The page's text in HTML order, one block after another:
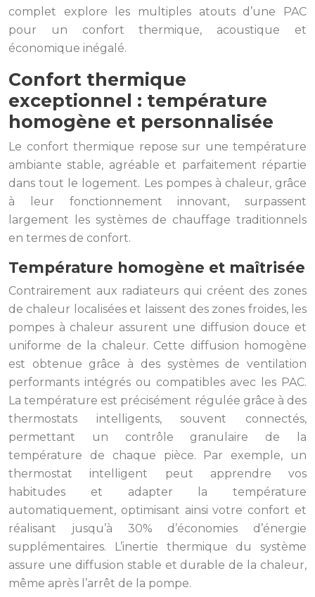
complet explore les multiples atouts d’une PAC
pour un confort thermique, acoustique et
économique inégalé.
Confort thermique
exceptionnel : température
homogène et personnalisée
Le confort thermique repose sur une température
ambiante stable, agréable et parfaitement répartie
dans tout le logement. Les pompes à chaleur, grâce
à leur fonctionnement innovant, surpassent
largement les systèmes de chauffage traditionnels
en termes de confort.
Température homogène et maîtrisée
Contrairement aux radiateurs qui créent des zones
de chaleur localisées et laissent des zones froides, les
pompes à chaleur assurent une diffusion douce et
uniforme de la chaleur. Cette diffusion homogène
est obtenue grâce à des systèmes de ventilation
performants intégrés ou compatibles avec les PAC.
La température est précisément régulée grâce à des
thermostats intelligents, souvent connectés,
permettant un contrôle granulaire de la
température de chaque pièce. Par exemple, un
thermostat intelligent peut apprendre vos
habitudes et adapter la température
automatiquement, optimisant ainsi votre confort et
réalisant jusqu’à 30% d’économies d’énergie
supplémentaires. L’inertie thermique du système
assure une diffusion stable et durable de la chaleur,
même après l’arrêt de la pompe.